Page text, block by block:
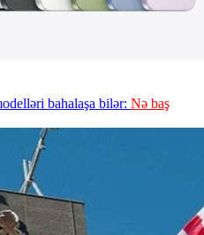
bahalaşa bilər: Nə baş